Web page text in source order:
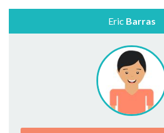
Eric Barras